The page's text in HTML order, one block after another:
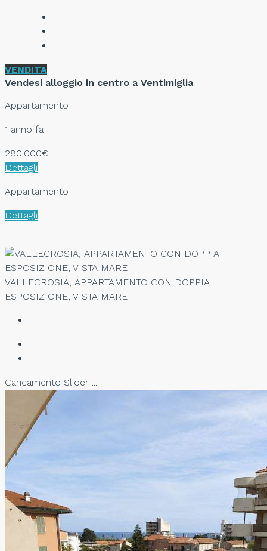
VENDITA
Vendesi alloggio in centro a Ventimiglia
Appartamento
1 anno fa
280.000€
Dettagli
Appartamento
Dettagli
VALLECROSIA, APPARTAMENTO CON DOPPIA
ESPOSIZIONE, VISTA MARE
Caricamento Slider ...